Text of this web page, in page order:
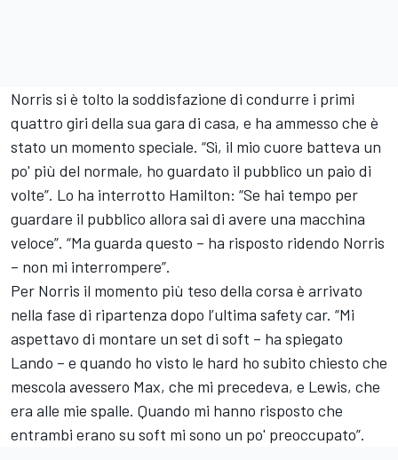
Norris si è tolto la soddisfazione di condurre i primi
quattro giri della sua gara di casa, e ha ammesso che è
stato un momento speciale. “Sì, il mio cuore batteva un
po' più del normale, ho guardato il pubblico un paio di
volte”. Lo ha interrotto Hamilton: “Se hai tempo per
guardare il pubblico allora sai di avere una macchina
veloce”. “Ma guarda questo – ha risposto ridendo Norris
– non mi interrompere”.
Per Norris il momento più teso della corsa è arrivato
nella fase di ripartenza dopo l’ultima safety car. “Mi
aspettavo di montare un set di soft – ha spiegato
Lando – e quando ho visto le hard ho subito chiesto che
mescola avessero Max, che mi precedeva, e Lewis, che
era alle mie spalle. Quando mi hanno risposto che
entrambi erano su soft mi sono un po' preoccupato”.